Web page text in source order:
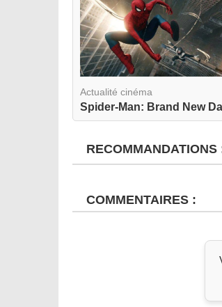
Actualité cinéma
RECOMMANDATIONS
COMMENTAIRES :